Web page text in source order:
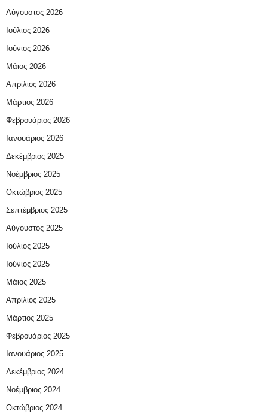
Αύγουστος 2026
Ιούλιος 2026
Ιούνιος 2026
Μάιος 2026
Απρίλιος 2026
Μάρτιος 2026
Φεβρουάριος 2026
Ιανουάριος 2026
Δεκέμβριος 2025
Νοέμβριος 2025
Οκτώβριος 2025
Σεπτέμβριος 2025
Αύγουστος 2025
Ιούλιος 2025
Ιούνιος 2025
Μάιος 2025
Απρίλιος 2025
Μάρτιος 2025
Φεβρουάριος 2025
Ιανουάριος 2025
Δεκέμβριος 2024
Νοέμβριος 2024
Οκτώβριος 2024